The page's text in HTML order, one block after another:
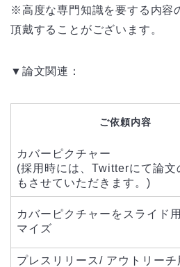
※高度な専門知識を要する内容
頂戴することがございます。
▼論文関連：
ご依頼内容
カバーピクチャー
(採用時には、Twitterにて論文
もさせていただきます。)
カバーピクチャーをスライド
マイズ
プレスリリース/ アウトリー